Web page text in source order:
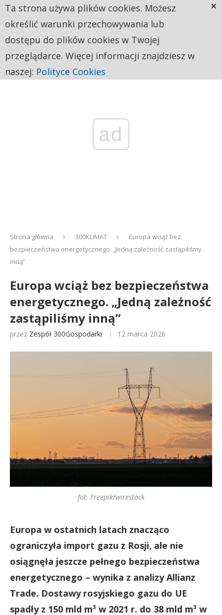
ad
Strona główna 300KLIMAT
Europa wciąż bez
bezpieczeństwa energetycznego. „Jedną zależność zastąpiliśmy
inną”
Europa wciąż bez bezpieczeństwa
energetycznego. „Jedną zależność
zastąpiliśmy inną”
przez Zespół 300Gospodarki 12 marca 2026
fot. Freepik/wirestock
Europa w ostatnich latach znacząco
ograniczyła import gazu z Rosji, ale nie
osiągnęła jeszcze pełnego bezpieczeństwa
energetycznego – wynika z analizy Allianz
Trade. Dostawy rosyjskiego gazu do UE
spadły z 150 mld m³ w 2021 r. do 38 mld m³ w
Ta strona używa plików cookies. Możesz
określić warunki przechowywania lub
dostępu do plików cookies w Twojej
przeglądarce. Więcej informacji znajdziesz w
naszej: Polityce Cookies
×